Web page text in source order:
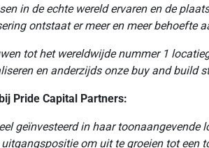
in de echte wereld ervaren en de
ontstaat er meer en meer behoefte
tot het wereldwijde nummer 1
en anderzijds onze buy and build
Pride Capital Partners:
geïnvesteerd in haar
om uit te groeien tot